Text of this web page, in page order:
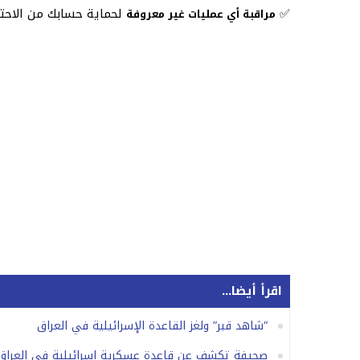
✅ مراقبة أي عمليات غير معروفة لحماية حسابك من
اقرأ أيضا...
“شاهد قبر” ولغز القاعدة الإسرائيلية في العراق